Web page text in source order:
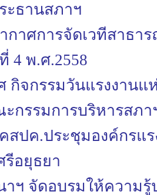
ะธานสภาฯ
กาศการจัดเวทีสาธา
4 พ.ศ.2558
กิจกรรมวันแรงงานแ
กรรมการบริหารสภา
สปค.ประชุมองค์กรแ
รีอยุธยา
ฯ จัดอบรมให้ความรู้